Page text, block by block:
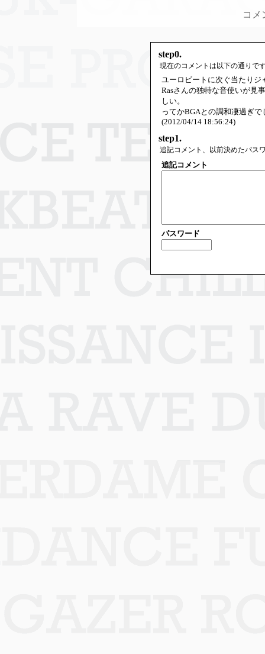
コメ
step0.
現在のコメントは以下の通りで
ユーロビートに次ぐ当たり
Rasさんの独特な音使いが見
しい。
ってかBGAとの調和凄過ぎ
(2012/04/14 18:56:24)
step1.
追記コメント、以前決めたパス
追記コメント
パスワード